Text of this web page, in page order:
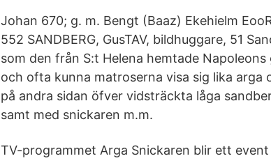
Johan 670; g. m. Bengt (Baaz) Ekehielm
552 SANDBERG, GusTAV, bildhuggare, 51
som den från S:t Helena hemtade
och ofta kunna matroserna visa sig lika arga
på andra sidan öfver vidsträckta låga
samt med snickaren m.m.
TV-programmet Arga Snickaren blir ett